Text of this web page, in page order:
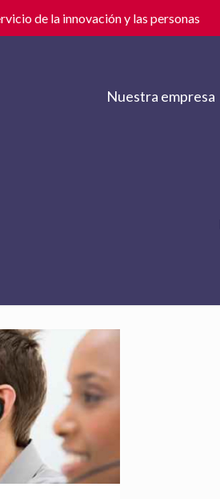
de la innovación y las personas
Nuestra empresa